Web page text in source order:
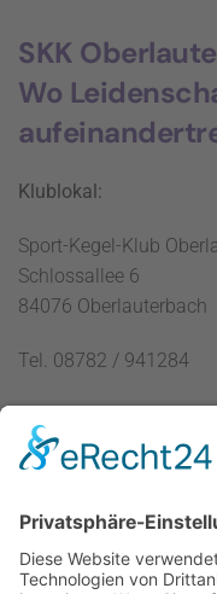
SKK
Wo
Klublokal:
Sport-Kegel-Klub
Schlossallee 6
84076 Oberlauterbach
Tel. 08782 / 941284
Übersicht
Startseite
Verein